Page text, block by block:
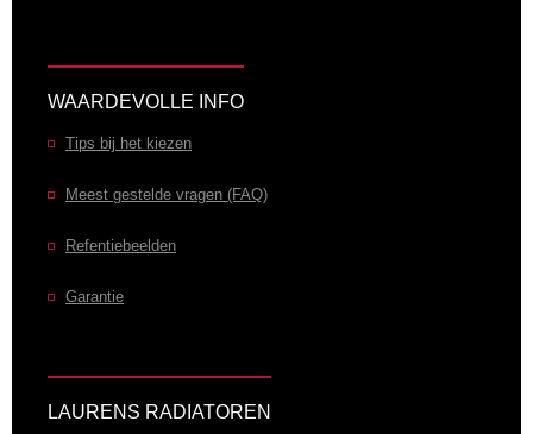
WAARDEVOLLE INFO
Tips bij het kiezen
Meest gestelde vragen (FAQ)
Refentiebeelden
Garantie
LAURENS RADIATOREN